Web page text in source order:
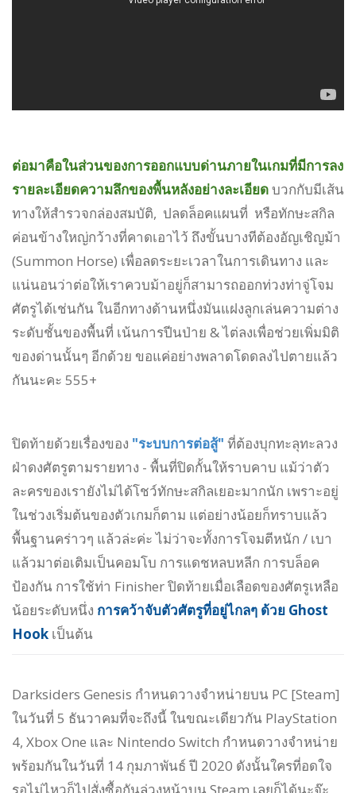
ต่อมาคือในส่วนของการออกแบบด่านภายในเกมที่มีการลง
รายละเอียดความลึกของพื้นหลังอย่างละเอียดบวกกับมีเส้น
ทางให้สำรวจกล่องสมบัติ, ปลดล็อคแผนที่ หรือทักษะสกิล
ค่อนข้างใหญ่กว้างที่คาดเอาไว้ ถึงขั้นบางทีต้องอัญเชิญม้า
(Summon Horse) เพื่อลดระยะเวลาในการเดินทาง และ
แน่นอนว่าต่อให้เราควบม้าอยู่ก็สามารถออกท่วงท่าจู่โจม
ศัตรูได้เช่นกัน ในอีกทางด้านหนึ่งมันแฝงลูกเล่นความต่าง
ระดับชั้นของพื้นที่ เน้นการปีนป่าย & ไต่ลงเพื่อช่วยเพิ่มมิติ
ของด่านนั้นๆ อีกด้วย ขอแค่อย่างพลาดโดดลงไปตายแล้ว
กันนะคะ 555+
ปิดท้ายด้วยเรื่องของ "ระบบการต่อสู้" ที่ต้องบุกทะลุทะลวง
ฝ่าดงศัตรูตามรายทาง - พื้นที่ปิดกั้นให้ราบคาบ แม้ว่าตัว
ละครของเรายังไม่ได้โชว์ทักษะสกิลเยอะมากนัก เพราะอยู่
ในช่วงเริ่มต้นของตัวเกมก็ตาม แต่อย่างน้อยก็ทราบแล้ว
พื้นฐานคร่าวๆ แล้วล่ะค่ะ ไม่ว่าจะทั้งการโจมตีหนัก / เบา
แล้วมาต่อเติมเป็นคอมโบ การแดชหลบหลีก การบล็อค
ป้องกัน การใช้ท่า Finisher ปิดท้ายเมื่อเลือดของศัตรูเหลือ
น้อยระดับหนึ่ง การคว้าจับตัวศัตรูที่อยู่ไกลๆ ด้วย Ghost
Hook เป็นต้น
Darksiders Genesis กำหนดวางจำหน่ายบน PC [Steam]
ในวันที่ 5 ธันวาคมที่จะถึงนี้ ในขณะเดียวกัน PlayStation
4, Xbox One และ Nintendo Switch กำหนดวางจำหน่าย
พร้อมกันในวันที่ 14 กุมภาพันธ์ ปี 2020 ดังนั้นใครที่อดใจ
รอไม่ไหวก็ไปสั่งซื้อกันล่วงหน้าบน Steam เลยก็ได้นะจ๊ะ